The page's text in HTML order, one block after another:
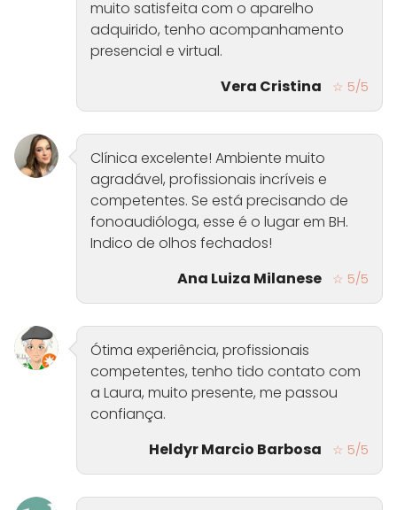
muito satisfeita com o aparelho
adquirido, tenho acompanhamento
presencial e virtual.
Vera Cristina
☆ 5/5
Clínica excelente! Ambiente muito
agradável, profissionais incríveis e
competentes. Se está precisando de
fonoaudióloga, esse é o lugar em BH.
Indico de olhos fechados!
Ana Luiza Milanese
☆ 5/5
Ótima experiência, profissionais
competentes, tenho tido contato com
a Laura, muito presente, me passou
confiança.
Heldyr Marcio Barbosa
☆ 5/5